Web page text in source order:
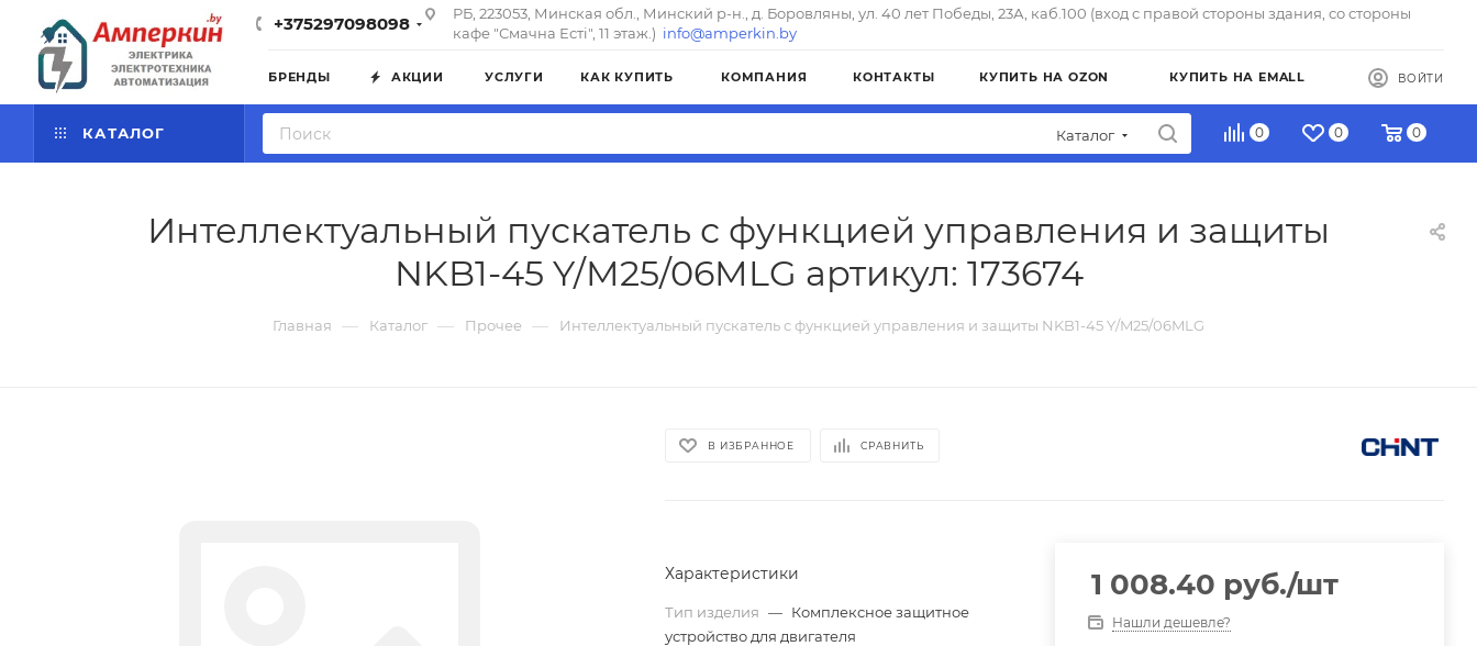
+375297098098
РБ, 223053, Минская обл., Минский р-н., д. Боровляны, ул. 40 лет Победы, 23А, каб.100 (вход с правой стороны здания, со стороны
кафе "Смачна Естi", 11 этаж.) info@amperkin.by
БРЕНДЫ АКЦИИ УСЛУГИ КАК КУПИТЬ КОМПАНИЯ КОНТАКТЫ КУПИТЬ НА OZON КУПИТЬ НА EMALL ВОЙТИ
КАТАЛОГ Каталог 0 0 0
Интеллектуальный пускатель с функцией управления и защиты
NKB1-45 Y/M25/06MLG артикул: 173674
Главная — Каталог — Прочее — Интеллектуальный пускатель с функцией управления и защиты NKB1-45 Y/M25/06MLG
В ИЗБРАННОЕ СРАВНИТЬ
Характеристики
Тип изделия — Комплексное защитное
устройство для двигателя
1 008.40 руб./шт
Нашли дешевле?